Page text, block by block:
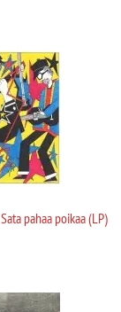
pahaa poikaa (LP)